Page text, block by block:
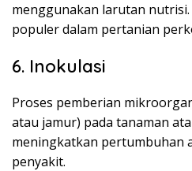
menggunakan larutan
populer dalam pertanian
6. Inokulasi
Proses pemberian
atau jamur) pada tanaman
meningkatkan pertumbuhan
penyakit.